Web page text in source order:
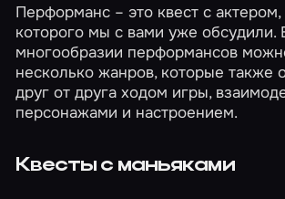
Перформанс – это квест с
которого мы с вами ужеобсудили.
многообразии перформансов
несколько жанров, которые также
друг от друга ходом игры,
персонажами и настроением.
Квесты с маньяками